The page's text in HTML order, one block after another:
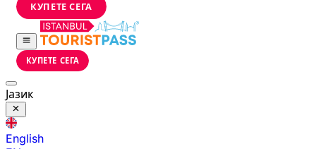
КУПЕТЕ СЕГА
КУПЕТЕ СЕГА
Јазик
English